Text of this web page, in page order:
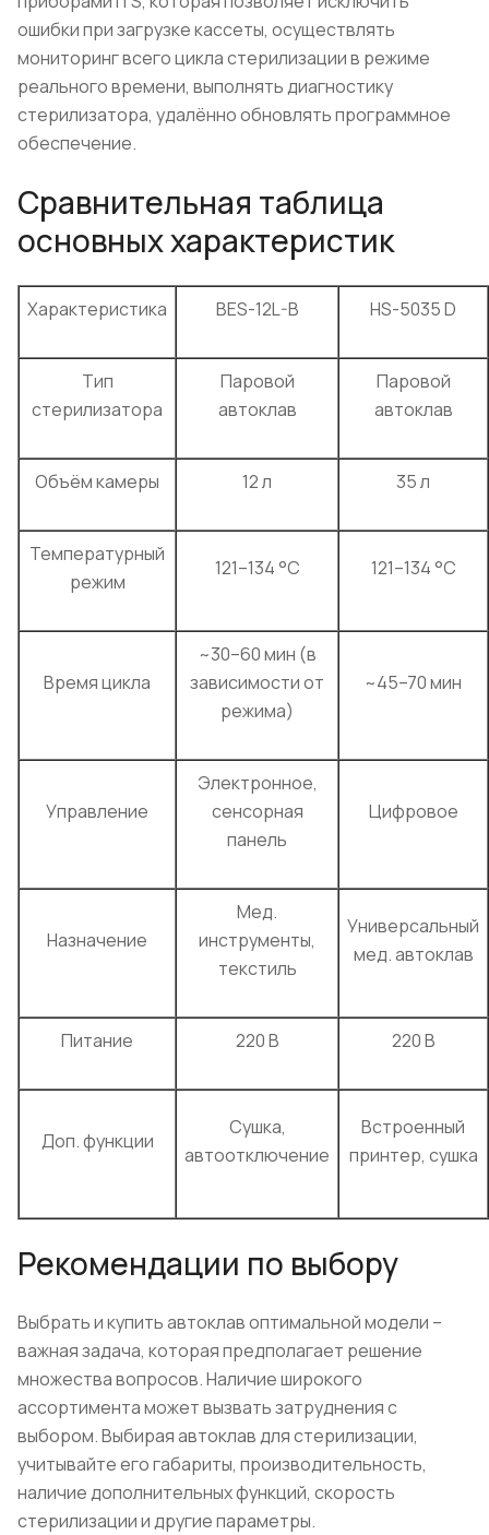
ошибки при загрузке кассеты, осуществлять
мониторинг всего цикла стерилизации в режиме
реального времени, выполнять диагностику
стерилизатора, удалённо обновлять программное
обеспечение.
Сравнительная таблица
основных характеристик
Характеристика BES-12L-B HS-5035 D
Тип
стерилизатора
Паровой
автоклав
Паровой
автоклав
Объём камеры 12 л 35 л
Температурный
режим
121–134 °C 121–134 °C
Время цикла
~30–60 мин (в
зависимости от
режима)
~45–70 мин
Управление
Электронное,
сенсорная
панель
Цифровое
Назначение
Мед.
инструменты,
текстиль
Универсальный
мед. автоклав
Питание 220 В 220 В
Доп. функции
Сушка,
автоотключение
Встроенный
принтер, сушка
Рекомендации по выбору
Выбрать и купить автоклав оптимальной модели –
важная задача, которая предполагает решение
множества вопросов. Наличие широкого
ассортимента может вызвать затруднения с
выбором. Выбирая автоклав для стерилизации,
учитывайте его габариты, производительность,
наличие дополнительных функций, скорость
стерилизации и другие параметры.